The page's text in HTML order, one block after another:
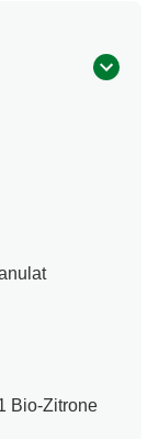
Bio-Zitrone